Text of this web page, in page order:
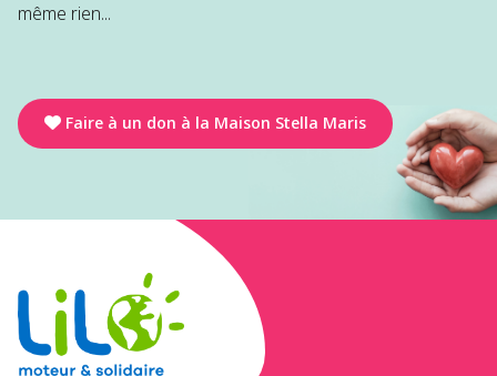
même rien...
Faire à un don à la Maison Stella Maris